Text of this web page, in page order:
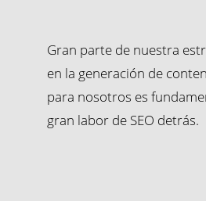
Gran parte de nuestra
en la generación de
para nosotros es
gran labor de SEO detrás.